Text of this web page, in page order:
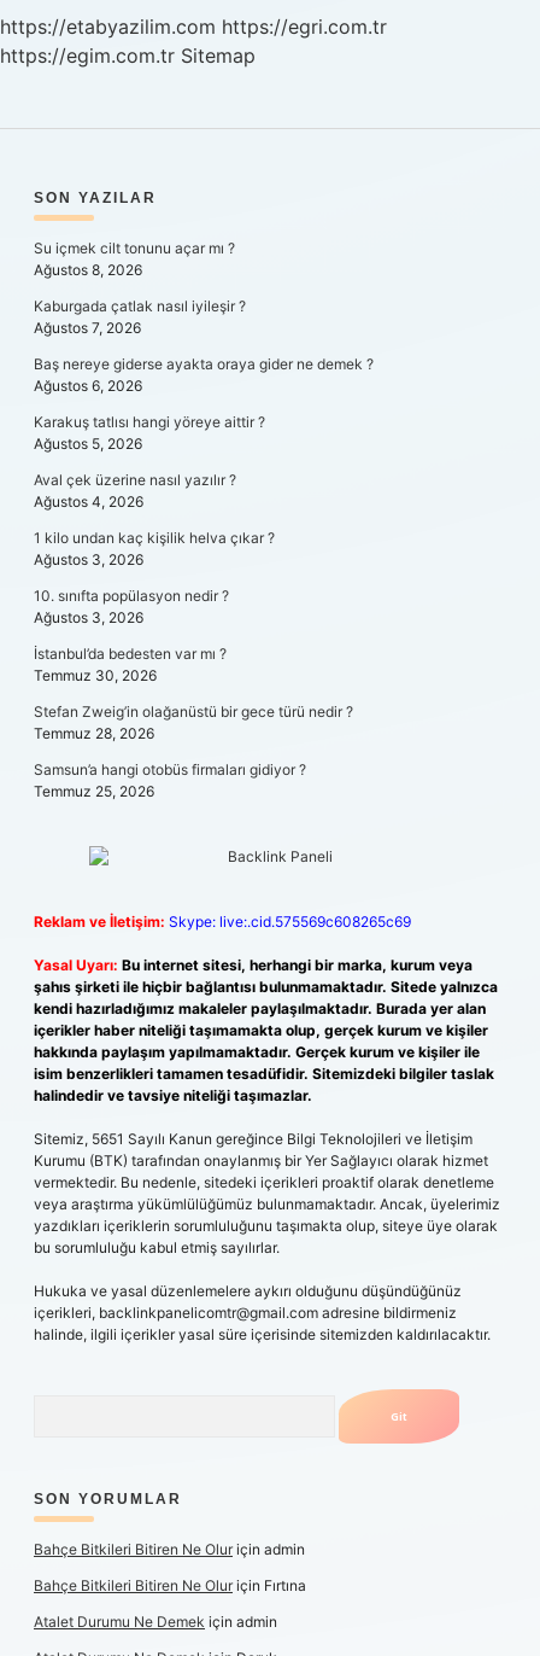
https://etabyazilim.com https://egri.com.tr
https://egim.com.tr Sitemap
SIDEBAR
SON YAZILAR
Su içmek cilt tonunu açar mı ?
Ağustos 8, 2026
Kaburgada çatlak nasıl iyileşir ?
Ağustos 7, 2026
Baş nereye giderse ayakta oraya gider ne demek ?
Ağustos 6, 2026
Karakuş tatlısı hangi yöreye aittir ?
Ağustos 5, 2026
Aval çek üzerine nasıl yazılır ?
Ağustos 4, 2026
1 kilo undan kaç kişilik helva çıkar ?
Ağustos 3, 2026
10. sınıfta popülasyon nedir ?
Ağustos 3, 2026
İstanbul’da bedesten var mı ?
Temmuz 30, 2026
Stefan Zweig’in olağanüstü bir gece türü nedir ?
Temmuz 28, 2026
Samsun’a hangi otobüs firmaları gidiyor ?
Temmuz 25, 2026
Reklam ve İletişim: Skype: live:.cid.575569c608265c69
Yasal Uyarı: Bu internet sitesi, herhangi bir marka, kurum veya
şahıs şirketi ile hiçbir bağlantısı bulunmamaktadır. Sitede yalnızca
kendi hazırladığımız makaleler paylaşılmaktadır. Burada yer alan
içerikler haber niteliği taşımamakta olup, gerçek kurum ve kişiler
hakkında paylaşım yapılmamaktadır. Gerçek kurum ve kişiler ile
isim benzerlikleri tamamen tesadüfidir. Sitemizdeki bilgiler taslak
halindedir ve tavsiye niteliği taşımazlar.
Sitemiz, 5651 Sayılı Kanun gereğince Bilgi Teknolojileri ve İletişim
Kurumu (BTK) tarafından onaylanmış bir Yer Sağlayıcı olarak hizmet
vermektedir. Bu nedenle, sitedeki içerikleri proaktif olarak denetleme
veya araştırma yükümlülüğümüz bulunmamaktadır. Ancak, üyelerimiz
yazdıkları içeriklerin sorumluluğunu taşımakta olup, siteye üye olarak
bu sorumluluğu kabul etmiş sayılırlar.
Hukuka ve yasal düzenlemelere aykırı olduğunu düşündüğünüz
içerikleri, backlinkpanelicomtr@gmail.com adresine bildirmeniz
halinde, ilgili içerikler yasal süre içerisinde sitemizden kaldırılacaktır.
SON YORUMLAR
Bahçe Bitkileri Bitiren Ne Oluriçin admin
Bahçe Bitkileri Bitiren Ne Oluriçin Fırtına
Atalet Durumu Ne Demek için admin